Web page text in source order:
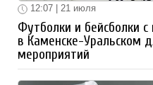
12:07 | 21 июля
Футболки и бейсболки
в Каменске-Уральском
мероприятий